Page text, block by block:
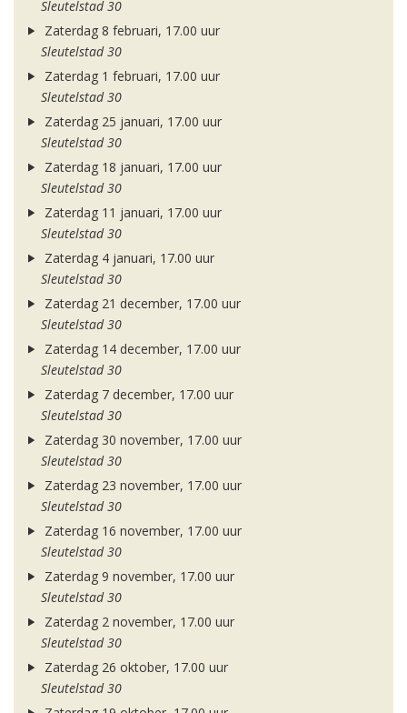
Sleutelstad 30
Zaterdag 8 februari, 17.00 uur
Sleutelstad 30
Zaterdag 1 februari, 17.00 uur
Sleutelstad 30
Zaterdag 25 januari, 17.00 uur
Sleutelstad 30
Zaterdag 18 januari, 17.00 uur
Sleutelstad 30
Zaterdag 11 januari, 17.00 uur
Sleutelstad 30
Zaterdag 4 januari, 17.00 uur
Sleutelstad 30
Zaterdag 21 december, 17.00 uur
Sleutelstad 30
Zaterdag 14 december, 17.00 uur
Sleutelstad 30
Zaterdag 7 december, 17.00 uur
Sleutelstad 30
Zaterdag 30 november, 17.00 uur
Sleutelstad 30
Zaterdag 23 november, 17.00 uur
Sleutelstad 30
Zaterdag 16 november, 17.00 uur
Sleutelstad 30
Zaterdag 9 november, 17.00 uur
Sleutelstad 30
Zaterdag 2 november, 17.00 uur
Sleutelstad 30
Zaterdag 26 oktober, 17.00 uur
Sleutelstad 30